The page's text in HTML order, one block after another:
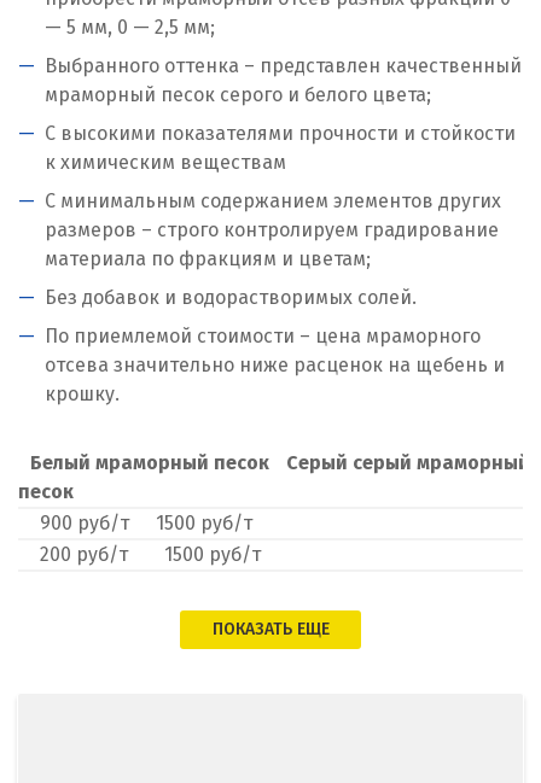
Лыткарино
Люберцы
М
Магнитогорск
Махачкала
Мегион
Москва
Мытищи
Набарежные Челны
— 5 мм, 0 — 2,5 мм;
Выбранного оттенка – представлен качественный
мраморный песок серого и белого цвета;
С высокими показателями прочности и стойкости
к химическим веществам
С минимальным содержанием элементов других
размеров – строго контролируем градирование
материала по фракциям и цветам;
Без добавок и водорастворимых солей.
По приемлемой стоимости – цена мраморного
отсева значительно ниже расценок на щебень и
крошку.
Белый мраморный песок
Серый серый мраморный
песок
900 руб/т
1500 руб/т
200 руб/т
1500 руб/т
ПОКАЗАТЬ ЕЩЕ